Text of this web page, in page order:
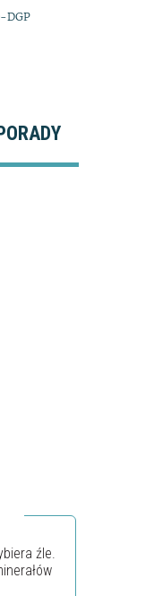
DGP
źle.